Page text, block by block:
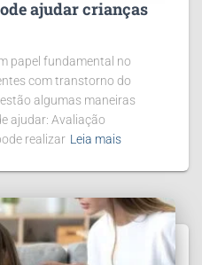
ajudar crianças
papel fundamental no
com transtorno do
algumas maneiras
ajudar: Avaliação
realizar Leia mais